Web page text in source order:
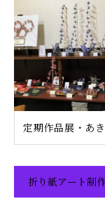
定期作品展・あ
折り紙アート制